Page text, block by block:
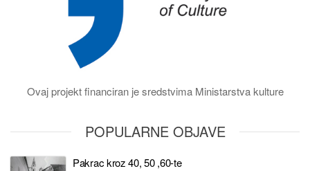
Ovaj projekt financiran je sredstvima Ministarstva kulture
POPULARNE OBJAVE
Pakrac kroz 40, 50 ,60-te